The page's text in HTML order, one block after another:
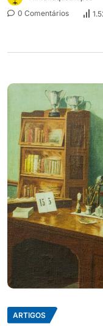
0 Comentários
ARTIGOS